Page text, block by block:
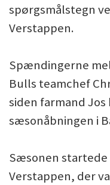
spørgsmålstegn
Verstappen.
Spændingerne
Bulls teamchef
siden farmand
sæsonåbningen i
Sæsonen startede
Verstappen, der